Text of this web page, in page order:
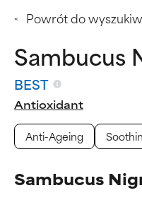
Powrót do
Sambucus
BEST
Antioxidant
Anti-Ageing
Sambucus